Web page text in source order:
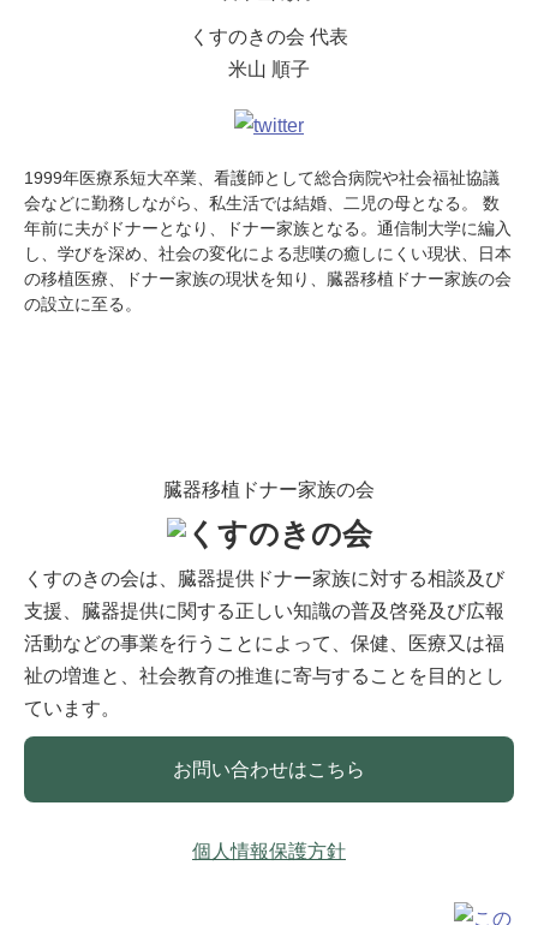
くすのきの会 代表
米山 順子
1999年医療系短大卒業、看護師として総合病院や社会福祉協議
会などに勤務しながら、私生活では結婚、二児の母となる。 数
年前に夫がドナーとなり、ドナー家族となる。通信制大学に編入
し、学びを深め、社会の変化による悲嘆の癒しにくい現状、日本
の移植医療、ドナー家族の現状を知り、臓器移植ドナー家族の会
の設立に至る。
臓器移植ドナー家族の会
くすのきの会は、臓器提供ドナー家族に対する相談及び
支援、臓器提供に関する正しい知識の普及啓発及び広報
活動などの事業を行うことによって、保健、医療又は福
祉の増進と、社会教育の推進に寄与することを目的とし
ています。
お問い合わせはこちら
個人情報保護方針